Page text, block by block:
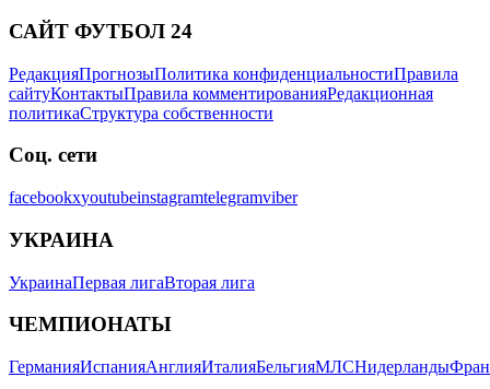
САЙТ ФУТБОЛ 24
РедакцияПрогнозыПолитика конфиденциальностиПравила
сайтуКонтактыПравила комментированияРедакционная
политикаСтруктура собственности
Соц. сети
facebookxyoutubeinstagramtelegramviber
УКРАИНА
УкраинаПервая лигаВторая лига
ЧЕМПИОНАТЫ
ГерманияИспанияАнглияИталияБельгияМЛСНидерланды